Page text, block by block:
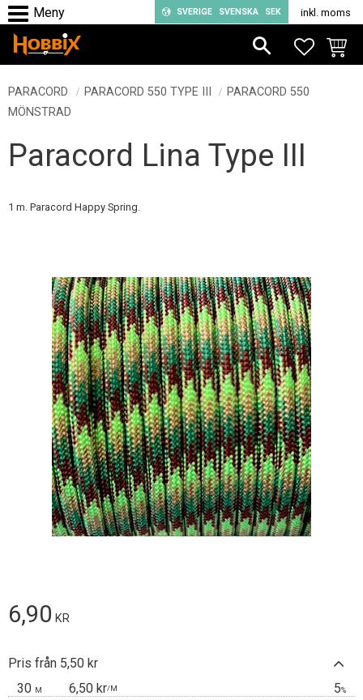
Meny
SVERIGE SVENSKA SEK inkl. moms
PARACORD PARACORD 550 TYPE III
PARACORD 550
MÖNSTRAD
Paracord Lina Type III
1 m. Paracord Happy Spring.
6,90 KR
Pris från 5,50 kr
30 M 6,50 kr/M 5%